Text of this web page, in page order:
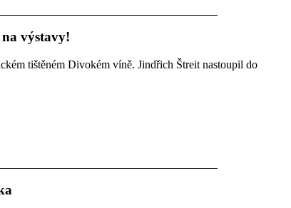
výstavy!
tištěném Divokém víně. Jindřich Štreit nastoupil do